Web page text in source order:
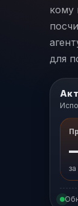
кому
для
за